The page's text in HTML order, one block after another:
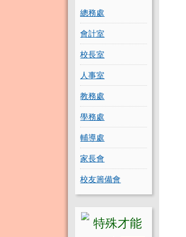
總務處
會計室
校長室
人事室
教務處
學務處
輔導處
家長會
校友籌備會